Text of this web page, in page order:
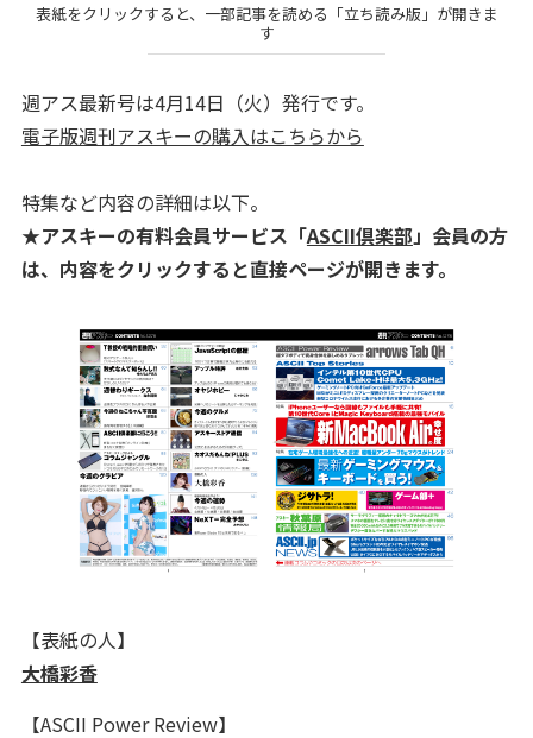
表紙をクリックすると、一部記事を読める「立ち読み版」が開きま
す
週アス最新号は4月14日（火）発行です。
電子版週刊アスキーの購入はこちらから
特集など内容の詳細は以下。
★アスキーの有料会員サービス「ASCII倶楽部」会員の方
は、内容をクリックすると直接ページが開きます。
【表紙の人】
大橋彩香
【ASCII Power Review】